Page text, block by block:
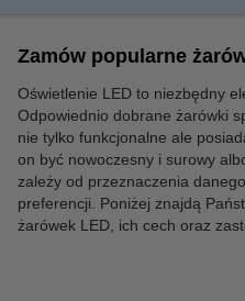
Zamów popularne
Oświetlenie LED to niezbędny
Odpowiednio dobrane żarówki
nie tylko funkcjonalne ale
on być nowoczesny i surowy
zależy od przeznaczenia
preferencji. Poniżej znajdą
żarówek LED, ich cech oraz